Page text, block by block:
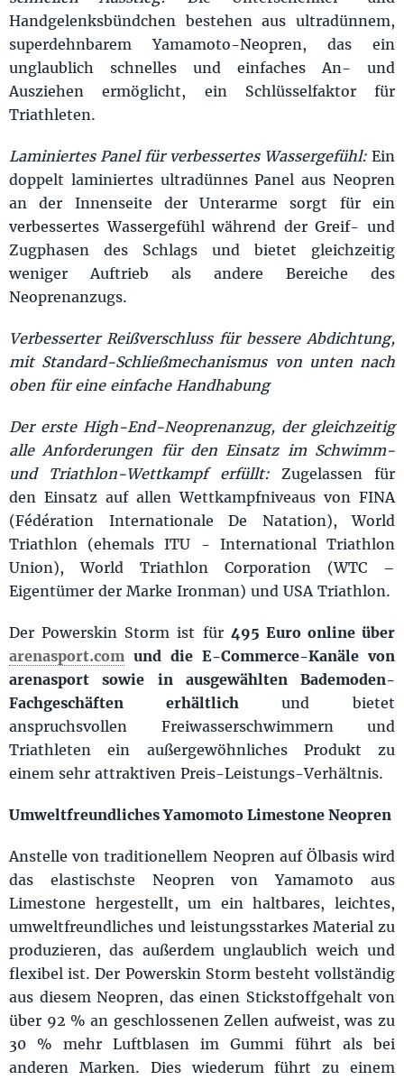
Handgelenksbündchen bestehen aus ultradünnem,
superdehnbarem Yamamoto-Neopren, das ein
unglaublich schnelles und einfaches An- und
Ausziehen ermöglicht, ein Schlüsselfaktor für
Triathleten.
Laminiertes Panel für verbessertes Wassergefühl: Ein
doppelt laminiertes ultradünnes Panel aus Neopren
an der Innenseite der Unterarme sorgt für ein
verbessertes Wassergefühl während der Greif- und
Zugphasen des Schlags und bietet gleichzeitig
weniger Auftrieb als andere Bereiche des
Neoprenanzugs.
Verbesserter Reißverschluss für bessere Abdichtung,
mit Standard-Schließmechanismus von unten nach
oben für eine einfache Handhabung
Der erste High-End-Neoprenanzug, der gleichzeitig
alle Anforderungen für den Einsatz im Schwimm-
und Triathlon-Wettkampf erfüllt:Zugelassen für
den Einsatz auf allen Wettkampfniveaus von FINA
(Fédération Internationale De Natation), World
Triathlon (ehemals ITU - International Triathlon
Union), World Triathlon Corporation (WTC –
Eigentümer der Marke Ironman) und USA Triathlon.
Der Powerskin Storm ist für 495 Euro online über
arenasport.com und die E-Commerce-Kanäle von
arenasport sowie in ausgewählten Bademoden-
Fachgeschäften erhältlichund bietet
anspruchsvollen Freiwasserschwimmern und
Triathleten ein außergewöhnliches Produkt zu
einem sehr attraktiven Preis-Leistungs-Verhältnis.
Umweltfreundliches Yamomoto Limestone Neopren
Anstelle von traditionellem Neopren auf Ölbasis wird
das elastischste Neopren von Yamamoto aus
Limestone hergestellt, um ein haltbares, leichtes,
umweltfreundliches und leistungsstarkes Material zu
produzieren, das außerdem unglaublich weich und
flexibel ist. Der Powerskin Storm besteht vollständig
aus diesem Neopren, das einen Stickstoffgehalt von
über 92 % an geschlossenen Zellen aufweist, was zu
30 % mehr Luftblasen im Gummi führt als bei
anderen Marken. Dies wiederum führt zu einem